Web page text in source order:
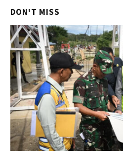
DON'T MISS